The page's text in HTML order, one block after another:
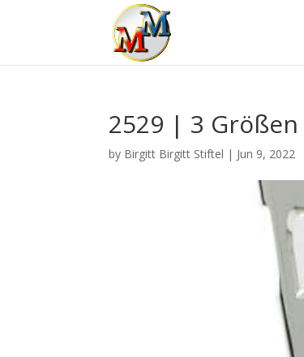
2529 | 3 Größen
by Birgitt Birgitt Stiftel | Jun 9, 2022